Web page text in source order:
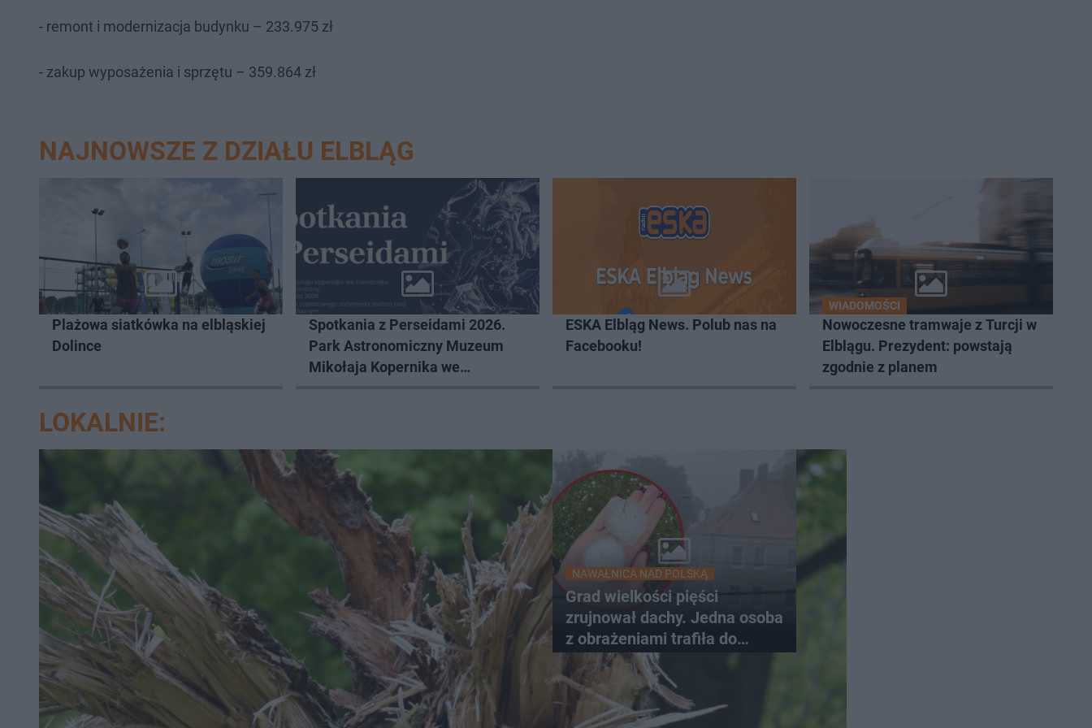
- remont i modernizacja budynku – 233.975 zł
- zakup wyposażenia i sprzętu – 359.864 zł
NAJNOWSZE Z DZIAŁU ELBLĄG
Plażowa siatkówka na elbląskiej
Dolince
Spotkania z Perseidami 2026.
Park Astronomiczny Muzeum
Mikołaja Kopernika we
ESKA Elbląg News. Polub nas na
Facebooku!
WIADOMOŚCI
Nowoczesne tramwaje z Turcji w
Elblągu. Prezydent: powstają
zgodnie z planem
LOKALNIE:
NAWAŁNICA NAD POLSKĄ
Grad wielkości pięści
zrujnował dachy. Jedna osoba
z obrażeniami trafiła do
szpitala